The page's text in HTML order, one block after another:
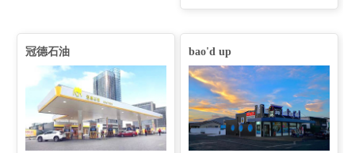
冠德石油 bao'd up